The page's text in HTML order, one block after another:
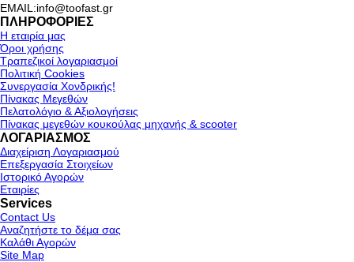
EMAIL:info@toofast.gr
ΠΛΗΡΟΦΟΡΙΕΣ
Η εταιρία μας
Όροι χρήσης
Τραπεζικοί λογαριασμοί
Πολιτική Cookies
Συνεργασία Χονδρικής!
Πίνακας Μεγεθών
Πελατολόγιο & Αξιολογήσεις
Πίνακας μεγεθών κουκούλας μηχανής & scooter
ΛΟΓΑΡΙΑΣΜΟΣ
Διαχείριση Λογαριασμού
Επεξεργασία Στοιχείων
Ιστορικό Αγορών
Εταιρίες
Services
Contact Us
Αναζητήστε το δέμα σας
Καλάθι Αγορών
Site Map